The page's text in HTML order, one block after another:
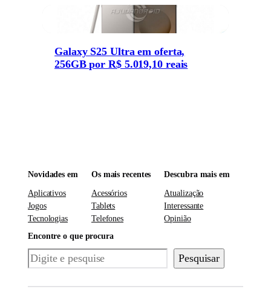
Galaxy S25 Ultra em oferta,
256GB por R$ 5.019,10 reais
Novidades em
Aplicativos
Jogos
Tecnologias
Os mais recentes
Acessórios
Tablets
Telefones
Descubra mais em
Atualização
Interessante
Opinião
Encontre o que procura
Pesquisar Pesquisar